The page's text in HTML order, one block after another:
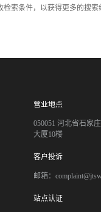
检索条件，以获得更多的搜索
营业地点
050051 河北省石家
大厦10楼
客户投诉
邮箱：
站点认证